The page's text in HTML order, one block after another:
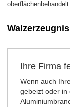
oberflächenbehandelt
Ihre Firma
Wenn auch
gebeizt oder in